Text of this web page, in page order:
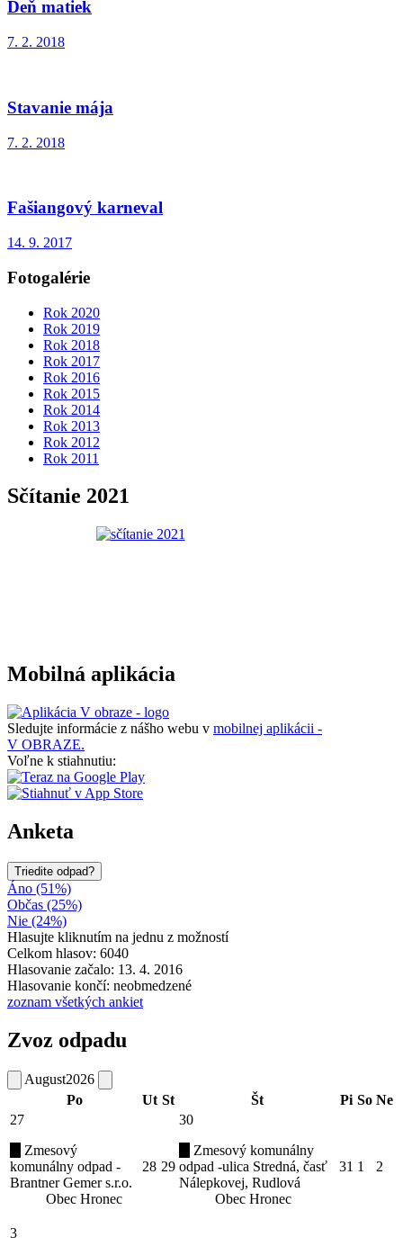
Deň matiek
7. 2. 2018
Stavanie mája
7. 2. 2018
Fašiangový karneval
14. 9. 2017
Fotogalérie
Rok 2020
Rok 2019
Rok 2018
Rok 2017
Rok 2016
Rok 2015
Rok 2014
Rok 2013
Rok 2012
Rok 2011
Sčítanie 2021
Mobilná aplikácia
Sledujte informácie z nášho webu v mobilnej aplikácii -
V OBRAZE.
Voľne k stiahnutiu:
Anketa
Triedite odpad?
Áno (51%)
Občas (25%)
Nie (24%)
Hlasujte kliknutím na jednu z možností
Celkom hlasov: 6040
Hlasovanie začalo: 13. 4. 2016
Hlasovanie končí: neobmedzené
zoznam všetkých ankiet
Zvoz odpadu
August2026
Po
Ut St Št Pi So Ne
27
Zmesový
komunálny odpad -
Brantner Gemer s.r.o.
Obec Hronec
28 29
30
Zmesový komunálny
odpad -ulica Stredná, časť
Nálepkovej, Rudlová
Obec Hronec
31 1 2
3